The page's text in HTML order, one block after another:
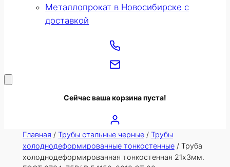
Металлопрокат в Новосибирске с
доставкой
Сейчас ваша корзина пуста!
Главная / Трубы стальные черные/ Трубы
холоднодеформированные тонкостенные/ Труба
холоднодеформированная тонкостенная 21х3мм.